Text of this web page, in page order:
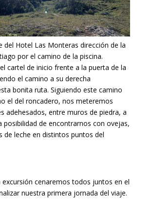
del Hotel Las Monteras dirección de la
por el camino de la piscina.
cartel de inicio frente a la puerta de la
el camino a su derecha
bonita ruta. Siguiendo este camino
el del roncadero, nos meteremos
adehesados, entre muros de piedra, a
posibilidad de encontrarnos con ovejas,
de leche en distintos puntos del
excursión cenaremos todos juntos en el
nuestra primera jornada del viaje.